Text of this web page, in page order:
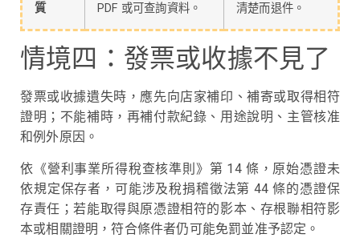
質
PDF 或可查詢資料。
清楚而退件。
情境四：發票或收據不見了
發票或收據遺失時，應先向店家補印、補寄或取得相符
證明；不能補時，再補付款紀錄、用途說明、主管核准
和例外原因。
依《營利事業所得稅查核準則》第 14 條，原始憑證未
依規定保存者，可能涉及稅捐稽徵法第 44 條的憑證保
存責任；若能取得與原憑證相符的影本、存根聯相符影
本或相關證明，符合條件者仍可能免罰並准予認定。